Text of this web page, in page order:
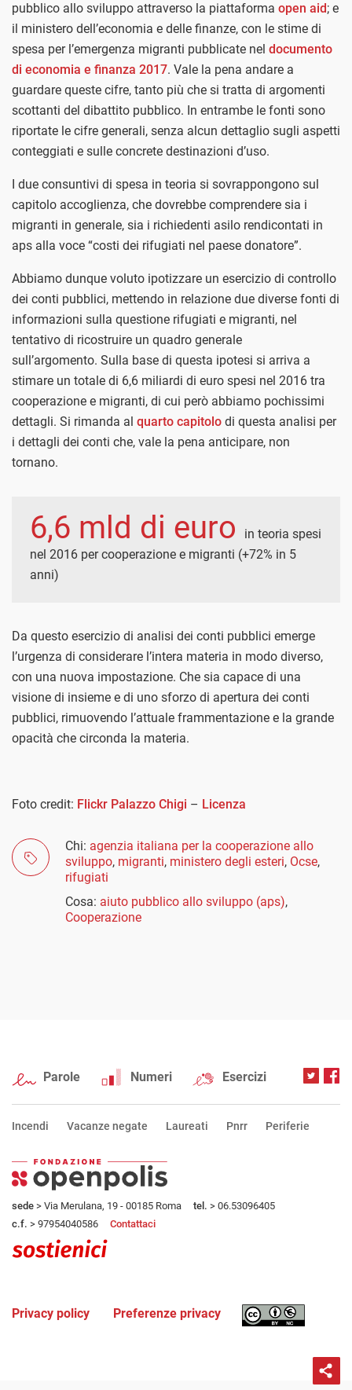
pubblico allo sviluppo attraverso la piattaforma open aid; e
il ministero dell’economia e delle finanze, con le stime di
spesa per l’emergenza migranti pubblicate nel documento
di economia e finanza 2017. Vale la pena andare a
guardare queste cifre, tanto più che si tratta di argomenti
scottanti del dibattito pubblico. In entrambe le fonti sono
riportate le cifre generali, senza alcun dettaglio sugli aspetti
conteggiati e sulle concrete destinazioni d’uso.
I due consuntivi di spesa in teoria si sovrappongono sul
capitolo accoglienza, che dovrebbe comprendere sia i
migranti in generale, sia i richiedenti asilo rendicontati in
aps alla voce “costi dei rifugiati nel paese donatore”.
Abbiamo dunque voluto ipotizzare un esercizio di controllo
dei conti pubblici, mettendo in relazione due diverse fonti di
informazioni sulla questione rifugiati e migranti, nel
tentativo di ricostruire un quadro generale
sull’argomento. Sulla base di questa ipotesi si arriva a
stimare un totale di 6,6 miliardi di euro spesi nel 2016 tra
cooperazione e migranti, di cui però abbiamo pochissimi
dettagli. Si rimanda al quarto capitolo di questa analisi per
i dettagli dei conti che, vale la pena anticipare, non
tornano.
6,6 mld di euro
in teoria spesi
nel 2016 per cooperazione e migranti (+72% in 5
anni)
Da questo esercizio di analisi dei conti pubblici emerge
l’urgenza di considerare l’intera materia in modo diverso,
con una nuova impostazione. Che sia capace di una
visione di insieme e di uno sforzo di apertura dei conti
pubblici, rimuovendo l’attuale frammentazione e la grande
opacità che circonda la materia.
Foto credit: Flickr Palazzo Chigi – Licenza
Chi: agenzia italiana per la cooperazione allo
sviluppo, migranti, ministero degli esteri, Ocse,
rifugiati
Cosa: aiuto pubblico allo sviluppo (aps),
Cooperazione
Parole Numeri Esercizi
Incendi Vacanze negate Laureati Pnrr Periferie
sede > Via Merulana, 19 - 00185 Roma tel. > 06.53096405
c.f. > 97954040586 Contattaci
Privacy policy Preferenze privacy